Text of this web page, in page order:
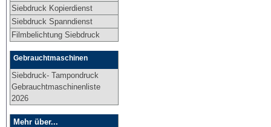
Siebdruck Kopierdienst
Siebdruck Spanndienst
Filmbelichtung Siebdruck
Gebrauchtmaschinen
Siebdruck- Tampondruck
Gebrauchtmaschinenliste
2026
Mehr über...